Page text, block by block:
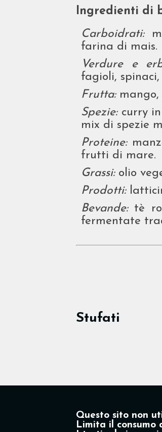
Ingredienti di
Carboidrati:
farina di mais.
Verdure e
fagioli,
Frutta:mango,
Spezie:curry in
mix di spezie
Proteine:
frutti di mare.
Grassi:olio
Prodotti:
Bevande:tè
fermentate
Stufati
Questo sito non
Limita il